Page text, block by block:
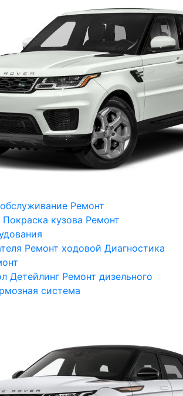
Ремонт
Покраска кузова Ремонт
Ремонт ходовой Диагностика
Детейлинг Ремонт дизельного
система